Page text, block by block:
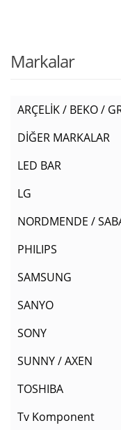
Markalar
ARÇELİK / BEKO /
DİĞER MARKALAR
LED BAR
LG
NORDMENDE /
PHILIPS
SAMSUNG
SANYO
SONY
SUNNY / AXEN
TOSHIBA
Tv Komponent